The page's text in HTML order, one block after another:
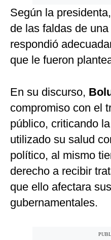
Según la presidenta,
de las faldas de una
respondió
que le fueron
En su discurso,
compromiso con el
público, criticando
utilizado su salud
político, al mismo
derecho a recibir
que ello afectara
gubernamentales.